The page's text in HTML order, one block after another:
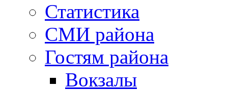
Статистика
СМИ района
Гостям района
Вокзалы